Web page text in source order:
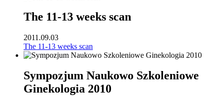
The 11-13 weeks scan
2011.09.03
The 11-13 weeks scan
Sympozjum Naukowo Szkoleniowe
Ginekologia 2010